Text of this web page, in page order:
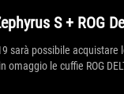
S + ROG
sarà possibile acquistare
GX701 ed ottenere in omaggio le